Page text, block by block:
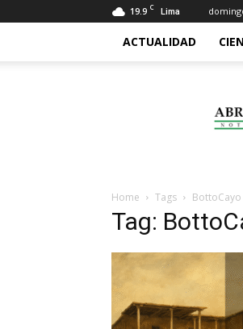
19.9 C Lima
ACTUALIDAD
Home Tags BottoCayo
Tag: